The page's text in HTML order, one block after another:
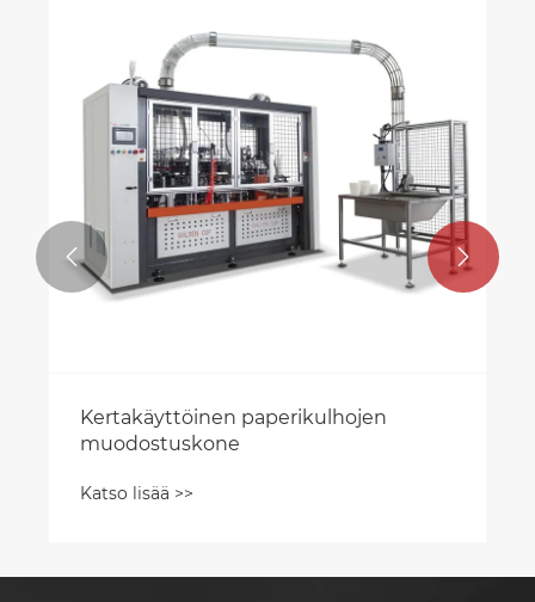
Kertakäyttöinen paperikulhojen
muodostuskone
Katso lisää >>
 